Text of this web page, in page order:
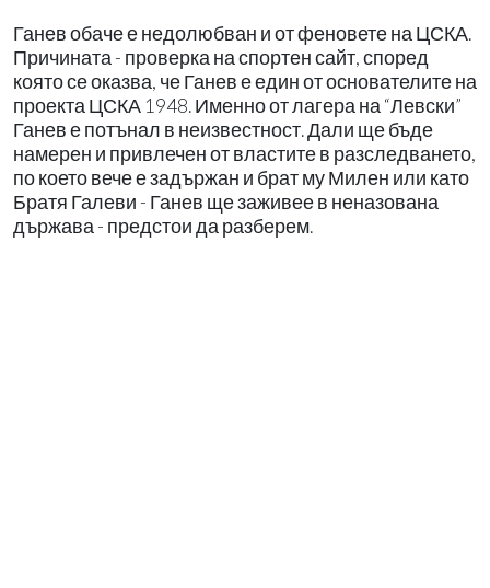
Ганев обаче е недолюбван и от феновете на ЦСКА.
Причината - проверка на спортен сайт, според
която се оказва, че Ганев е един от основателите на
проекта ЦСКА 1948. Именно от лагера на “Левски”
Ганев е потънал в неизвестност. Дали ще бъде
намерен и привлечен от властите в разследването,
по което вече е задържан и брат му Милен или като
Братя Галеви - Ганев ще заживее в неназована
държава - предстои да разберем.